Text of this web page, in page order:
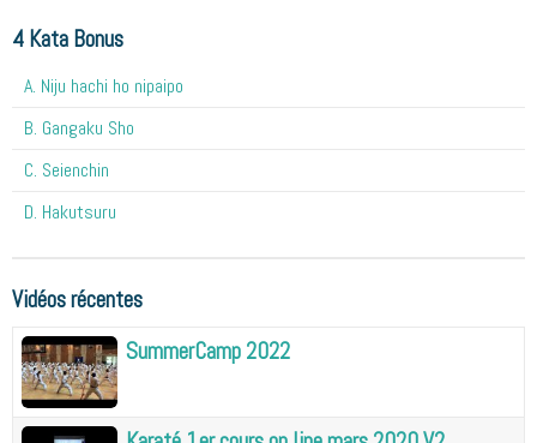
4 Kata Bonus
A. Niju hachi ho nipaipo
B. Gangaku Sho
C. Seienchin
D. Hakutsuru
Vidéos récentes
SummerCamp 2022